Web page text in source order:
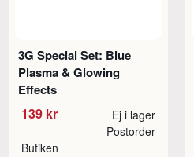
3G Special Set: Blue
Plasma & Glowing
Effects
139 kr Ej i lager
Butiken
Postorder